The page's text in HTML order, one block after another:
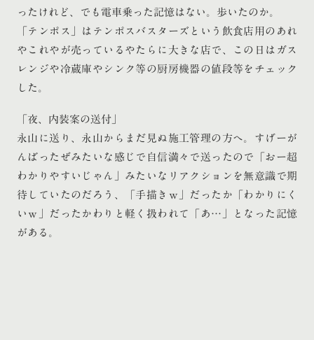
ったけれど、でも電車乗った記憶はない。歩いたのか。
「テンポス」はテンポスバスターズという飲食店用のあれ
やこれやが売っているやたらに大きな店で、この日はガス
レンジや冷蔵庫やシンク等の厨房機器の値段等をチェック
した。
「夜、内装案の送付」
永山に送り、永山からまだ見ぬ施工管理の方へ。すげーが
んばったぜみたいな感じで自信満々で送ったので「おー超
わかりやすいじゃん」みたいなリアクションを無意識で期
待していたのだろう、「手描きｗ」だったか「わかりにく
いｗ」だったかわりと軽く扱われて「あ…」となった記憶
がある。